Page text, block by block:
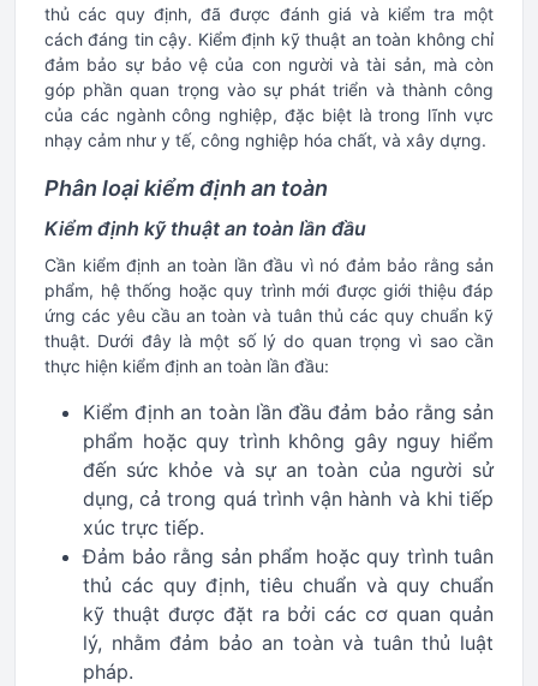
thủ các quy định, đã được đánh giá và kiểm tra một
cách đáng tin cậy. Kiểm định kỹ thuật an toàn không chỉ
đảm bảo sự bảo vệ của con người và tài sản, mà còn
góp phần quan trọng vào sự phát triển và thành công
của các ngành công nghiệp, đặc biệt là trong lĩnh vực
nhạy cảm như y tế, công nghiệp hóa chất, và xây dựng.
Phân loại kiểm định an toàn
Kiểm định kỹ thuật an toàn lần đầu
Cần kiểm định an toàn lần đầu vì nó đảm bảo rằng sản
phẩm, hệ thống hoặc quy trình mới được giới thiệu đáp
ứng các yêu cầu an toàn và tuân thủ các quy chuẩn kỹ
thuật. Dưới đây là một số lý do quan trọng vì sao cần
thực hiện kiểm định an toàn lần đầu:
Kiểm định an toàn lần đầu đảm bảo rằng sản
phẩm hoặc quy trình không gây nguy hiểm
đến sức khỏe và sự an toàn của người sử
dụng, cả trong quá trình vận hành và khi tiếp
xúc trực tiếp.
Đảm bảo rằng sản phẩm hoặc quy trình tuân
thủ các quy định, tiêu chuẩn và quy chuẩn
kỹ thuật được đặt ra bởi các cơ quan quản
lý, nhằm đảm bảo an toàn và tuân thủ luật
pháp.